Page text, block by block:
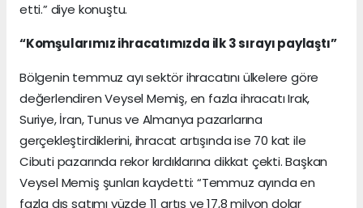
etti.” diye konuştu.
“Komşularımız ihracatımızda ilk 3 sırayı paylaştı”
Bölgenin temmuz ayı sektör ihracatını ülkelere göre
değerlendiren Veysel Memiş, en fazla ihracatı Irak,
Suriye, İran, Tunus ve Almanya pazarlarına
gerçekleştirdiklerini, ihracat artışında ise 70 kat ile
Cibuti pazarında rekor kırdıklarına dikkat çekti. Başkan
Veysel Memiş şunları kaydetti: “Temmuz ayında en
fazla dış satımı yüzde 11 artış ve 17,8 milyon dolar